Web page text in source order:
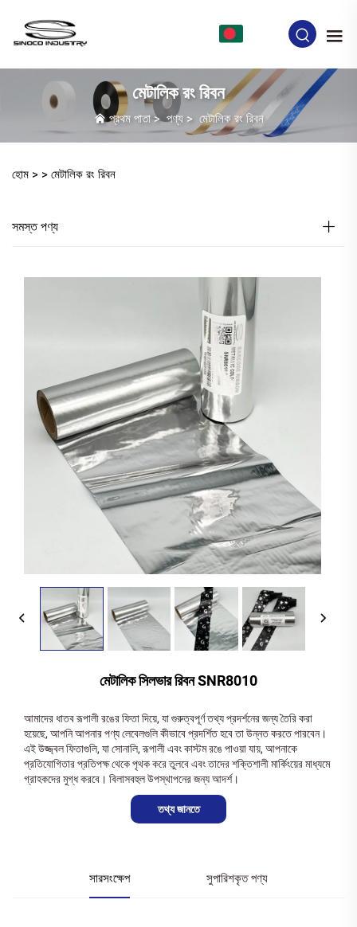
মেটালিক রং রিবন
প্রথম পাতা> পণ্য> মেটালিক রং রিবন
হোম > > মেটালিক রং রিবন
সমস্ত পণ্য
মেটালিক সিলভার রিবন SNR8010
আমাদের ধাতব রূপালী রঙের ফিতা দিয়ে, যা গুরুত্বপূর্ণ তথ্য প্রদর্শনের জন্য তৈরি করা
হয়েছে, আপনি আপনার পণ্য লেবেলগুলি কীভাবে প্রদর্শিত হবে তা উন্নত করতে পারবেন।
এই উজ্জ্বল ফিতাগুলি, যা সোনালি, রূপালী এবং কাস্টম রঙে পাওয়া যায়, আপনাকে
প্রতিযোগিতার প্রতিপক্ষ থেকে পৃথক করে তুলবে এবং তাদের শক্তিশালী মার্কিংয়ের মাধ্যমে
গ্রাহকদের মুগ্ধ করবে। বিলাসবহুল উপস্থাপনের জন্য আদর্শ।
তথ্য জানতে
সারসংক্ষেপ সুপারিশকৃত পণ্য